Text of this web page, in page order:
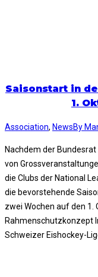
Saisonstart in
1.
Association, NewsBy
Nachdem der
von
die Clubs der National
die bevorstehende
zwei Wochen auf den 1.
Rahmenschutzkonzept
Schweizer Eishockey-